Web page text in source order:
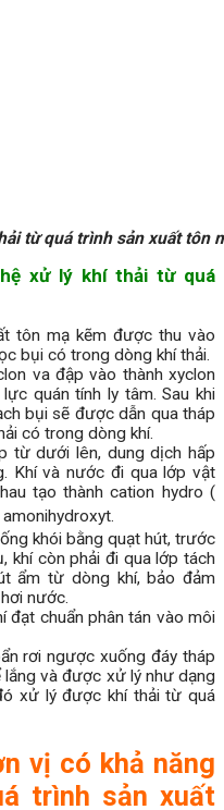
từ quá trình sản xuất tôn
xử lý khí thải từ quá
tôn mạ kẽm được thu vào
bụi có trong dòng khí thải.
va đập vào thành xyclon
quán tính ly tâm. Sau khi
bụi sẽ được dẫn qua tháp
có trong dòng khí.
từ dưới lên, dung dịch hấp
Khí và nước đi qua lớp vật
tạo thành cation hydro (
khói bằng quạt hút, trước
khí còn phải đi qua lớp tách
ẩm từ dòng khí, bảo đảm
nước.
đạt chuẩn phân tán vào môi
rơi ngược xuống đáy tháp
và được xử lý như dạng
xử lý được khí thải từ quá
vị có khả năng
trình sản xuất